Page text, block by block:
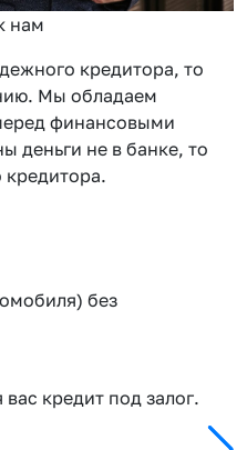
нам
кредитора, то
Мы обладаем
финансовыми
деньги не в банке, то
кредитора.
без
кредит под залог.